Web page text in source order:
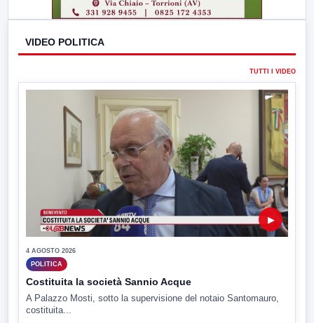
VIDEO POLITICA
TUTTI I VIDEO
▶
4 AGOSTO 2026
POLITICA
Costituita la società Sannio Acque
A Palazzo Mosti, sotto la supervisione del notaio Santomauro,
costituita...